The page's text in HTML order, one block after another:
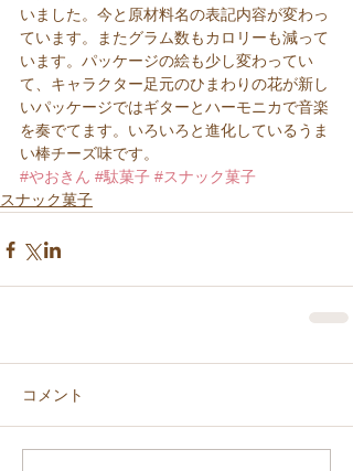
いました。今と原材料名の表記内容が変わっ
ています。またグラム数もカロリーも減って
います。パッケージの絵も少し変わってい
て、キャラクター足元のひまわりの花が新し
いパッケージではギターとハーモニカで音楽
を奏でてます。いろいろと進化しているうま
い棒チーズ味です。
#やおきん #駄菓子 #スナック菓子
スナック菓子
コメント